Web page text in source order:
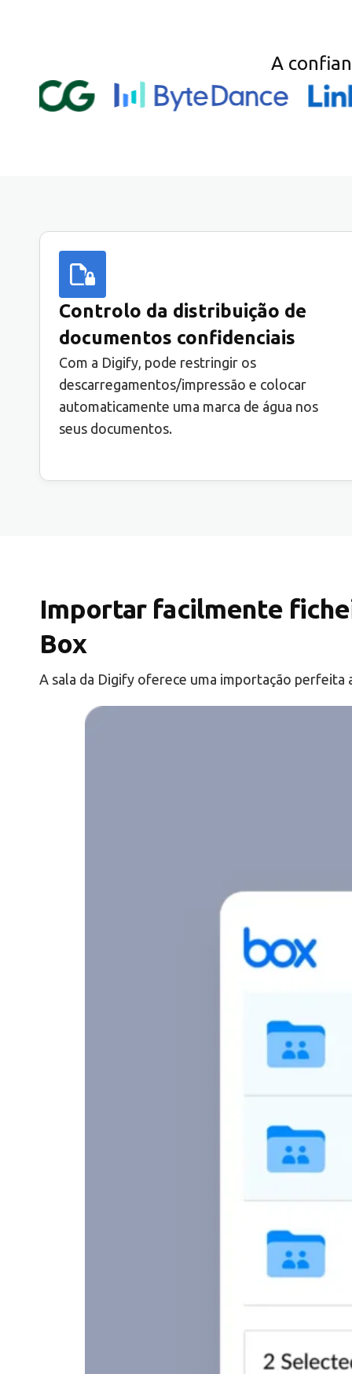
A
Controlo da distribuição de
documentos confidenciais
Com a Digify, pode restringir os
descarregamentos/impressão e colocar
automaticamente uma marca de água nos
seus documentos.
Importar facilmente
Box
A sala da Digify oferece uma importação